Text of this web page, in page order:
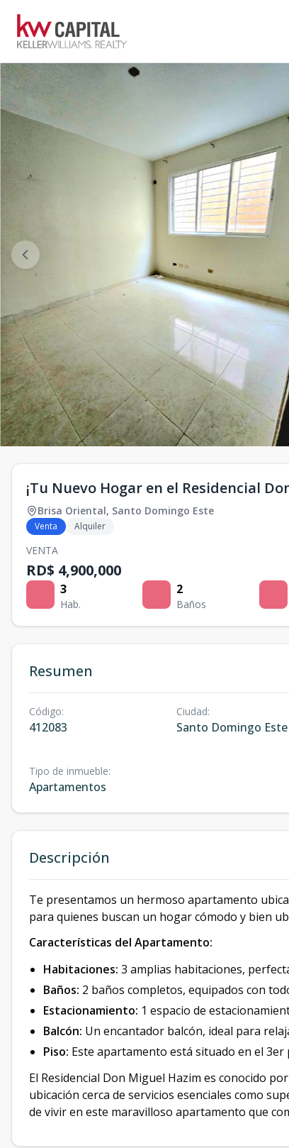
¡Tu Nuevo Hogar en el Residencial
Brisa Oriental, Santo Domingo Este
Venta Alquiler
VENTA
RD$ 4,900,000
3
Hab.
2
Baños
Resumen
Código:
412083
Ciudad:
Santo Domingo Este
Tipo de inmueble:
Apartamentos
Descripción
Te presentamos un hermoso apartamento
para quienes buscan un hogar cómodo y bien
Características del Apartamento:
Habitaciones: 3 amplias habitaciones,
Baños: 2 baños completos, equipados con
Estacionamiento: 1 espacio de
Balcón: Un encantador balcón, ideal para
Piso: Este apartamento está situado en el
El Residencial Don Miguel Hazim es conocido
ubicación cerca de servicios esenciales como
de vivir en este maravilloso apartamento que